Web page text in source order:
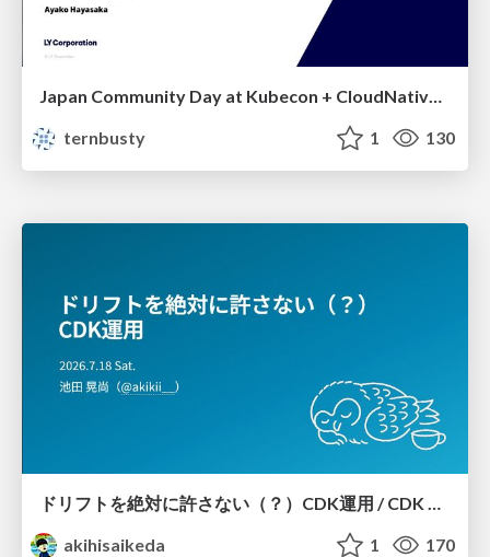
Japan Community Day at Kubecon + CloudNativeCon Japan 2026: Learning Container Privilege Control by Building My Own Low-Level Container Runtime
ternbusty
1 130
ドリフトを絶対に許さない（？）CDK運用 / CDK Ops with Zero Tolerance for Drifts (?)
akihisaikeda
1 170